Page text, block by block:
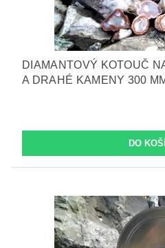
DIAMANTOVÝ KOTOUČ
A DRAHÉ KAMENY 300